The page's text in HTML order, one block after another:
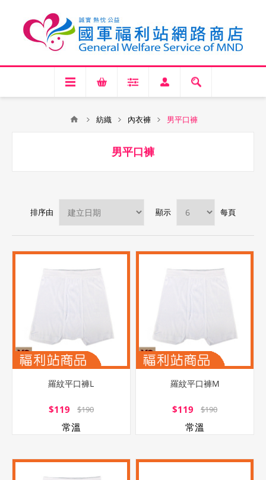
紡織 內衣褲 男平口褲
男平口褲
排序由 顯示 每頁
羅紋平口褲L
$119 $190
常溫
羅紋平口褲M
$119 $190
常溫